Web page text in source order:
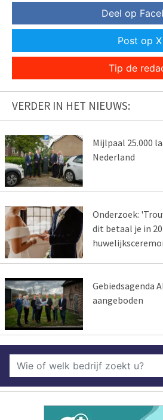
Deel op
Post op X
Tip de
VERDER IN HET NIEUWS:
Mijlpaal 25.000
Nederland
Onderzoek:
dit betaal je in
Gebiedsagenda
aangeboden